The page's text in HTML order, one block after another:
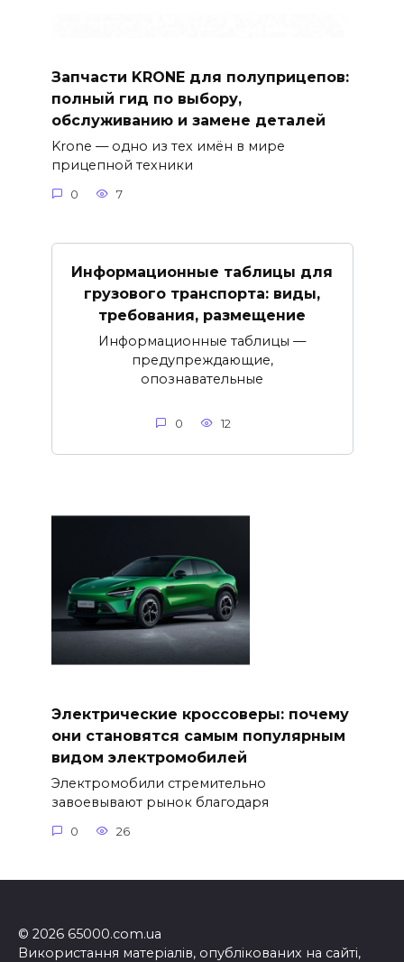
Запчасти KRONE для полуприцепов:
полный гид по выбору,
обслуживанию и замене деталей
Krone — одно из тех имён в мире
прицепной техники
0 7
Информационные таблицы для
грузового транспорта: виды,
требования, размещение
Информационные таблицы —
предупреждающие,
опознавательные
0 12
Электрические кроссоверы: почему
они становятся самым популярным
видом электромобилей
Электромобили стремительно
завоевывают рынок благодаря
0 26
© 2026 65000.com.ua
Використання матеріалів, опублікованих на сайті,